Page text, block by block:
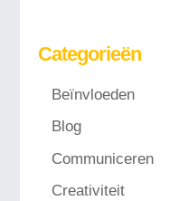
Categorieën
Beïnvloeden
Blog
Communiceren
Creativiteit